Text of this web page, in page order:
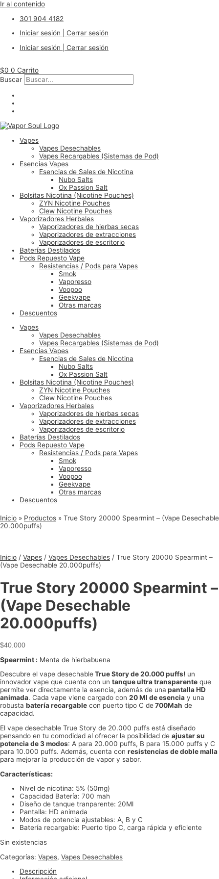
Ir al contenido
301 904 4182
Iniciar sesión | Cerrar sesión
Iniciar sesión | Cerrar sesión
$0 0 Carrito
Buscar
Vapes
Vapes Desechables
Vapes Recargables (Sistemas de Pod)
Esencias Vapes
Esencias de Sales de Nicotina
Nubo Salts
Ox Passion Salt
Bolsitas Nicotina (Nicotine Pouches)
ZYN Nicotine Pouches
Clew Nicotine Pouches
Vaporizadores Herbales
Vaporizadores de hierbas secas
Vaporizadores de extracciones
Vaporizadores de escritorio
Baterías Destilados
Pods Repuesto Vape
Resistencias / Pods para Vapes
Smok
Vaporesso
Voopoo
Geekvape
Otras marcas
Descuentos
Vapes
Vapes Desechables
Vapes Recargables (Sistemas de Pod)
Esencias Vapes
Esencias de Sales de Nicotina
Nubo Salts
Ox Passion Salt
Bolsitas Nicotina (Nicotine Pouches)
ZYN Nicotine Pouches
Clew Nicotine Pouches
Vaporizadores Herbales
Vaporizadores de hierbas secas
Vaporizadores de extracciones
Vaporizadores de escritorio
Baterías Destilados
Pods Repuesto Vape
Resistencias / Pods para Vapes
Smok
Vaporesso
Voopoo
Geekvape
Otras marcas
Descuentos
Inicio » Productos » True Story 20000 Spearmint – (Vape Desechable
20.000puffs)
Inicio / Vapes / Vapes Desechables / True Story 20000 Spearmint –
(Vape Desechable 20.000puffs)
True Story 20000 Spearmint –
(Vape Desechable
20.000puffs)
$40.000
Spearmint : Menta de hierbabuena
Descubre el vape desechableTrue Story de 20.000 puffs! un
innovador vape que cuenta con un tanque ultra transparente que
permite ver directamente la esencia, además de una pantalla HD
animada. Cada vape viene cargado con 20 Ml de esencia y una
robusta batería recargable con puerto tipo C de700Mah de
capacidad.
El vape desechable True Story de 20.000 puffs está diseñado
pensando en tu comodidad al ofrecer la posibilidad de ajustar su
potencia de 3 modos: A para 20.000 puffs, B para 15.000 puffs y C
para 10.000 puffs. Además, cuenta con resistencias de doble malla
para mejorar la producción de vapor y sabor.
Características:
Nivel de nicotina: 5% (50mg)
Capacidad Batería: 700 mah
Diseño de tanque tranparente: 20Ml
Pantalla: HD animada
Modos de potencia ajustables: A, B y C
Batería recargable: Puerto tipo C, carga rápida y eficiente
Sin existencias
Categorías: Vapes, Vapes Desechables
Descripción